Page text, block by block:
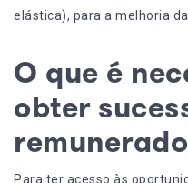
elástica), para a melhoria
O que é
obter
Para ter acesso às